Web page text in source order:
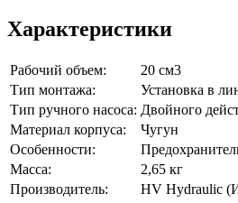
Характеристики
Рабочий объем:
20 см3
Тип монтажа:
Установка в
Тип ручного насоса: Двойного
Материал корпуса:
Чугун
Особенности:
Масса:
2,65 кг
Производитель:
HV Hydraulic